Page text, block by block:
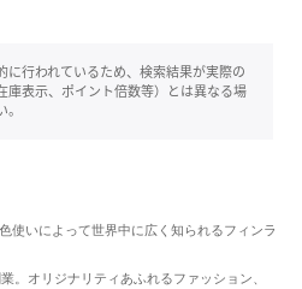
行われているため、検索結果が実際の
庫表示、ポイント倍数等）とは異なる場
使いによって世界中に広く知られるフィンラ
。オリジナリティあふれるファッション、